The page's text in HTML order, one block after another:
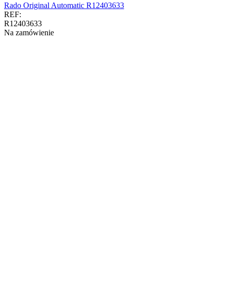
Rado Original Automatic R12403633
REF:
R12403633
Na zamówienie